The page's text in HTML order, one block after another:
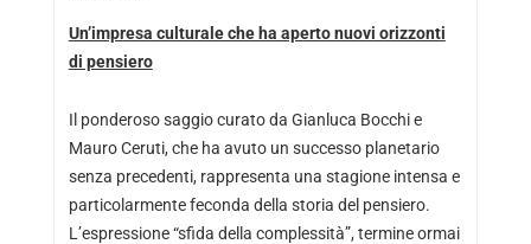
Un’impresa culturale che ha aperto nuovi orizzonti
di pensiero
Il ponderoso saggio curato da Gianluca Bocchi e
Mauro Ceruti, che ha avuto un successo planetario
senza precedenti, rappresenta una stagione intensa e
particolarmente feconda della storia del pensiero.
L’espressione “sfida della complessità”, termine ormai